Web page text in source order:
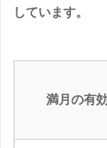
しています。
満月の有